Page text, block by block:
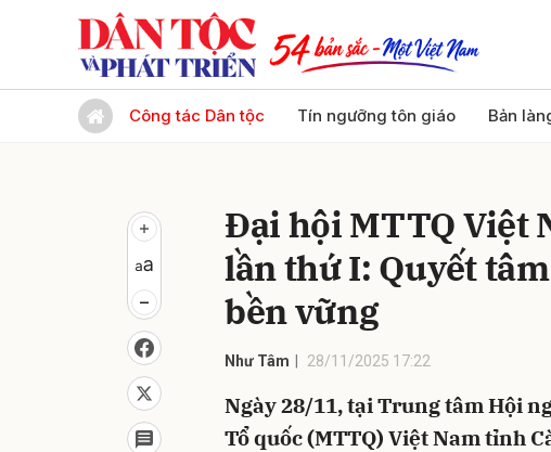
Công tác Dân tộc Tín ngưỡng tôn giáo Bản
Đại hội MTTQ Việt
lần thứ I: Quyết
bền vững
Như Tâm 28/11/2025 17:22
Ngày 28/11, tại Trung tâm Hội
Tổ quốc (MTTQ) Việt Nam tỉnh
Gửi bình